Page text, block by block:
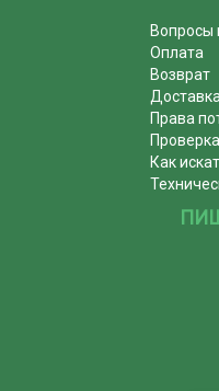
Вопросы
Оплата
Возврат
Права
Как